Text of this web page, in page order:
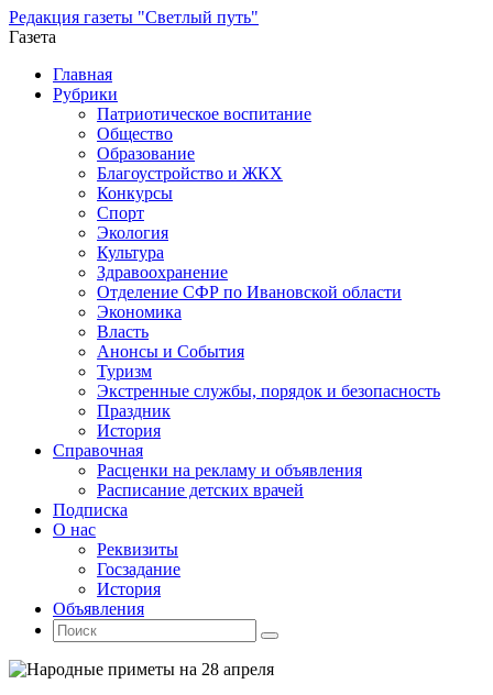
Редакция газеты "Светлый путь"
Газета
Промотать
содержимому
Главная
Рубрики
Патриотическое воспитание
Общество
Образование
Благоустройство и ЖКХ
Конкурсы
Спорт
Экология
Культура
Здравоохранение
Отделение СФР по Ивановской области
Экономика
Власть
Анонсы и События
Туризм
Экстренные службы, порядок и безопасность
Праздник
История
Справочная
Расценки на рекламу и объявления
Расписание детских врачей
Подписка
О нас
Реквизиты
Госзадание
История
Объявления
Поиск
Искать:
Поиск